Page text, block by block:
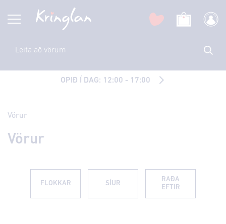
OPIÐ Í DAG: 12:00 - 17:00
Vörur
Vörur
FLOKKAR SÍUR
RAÐA
EFTIR